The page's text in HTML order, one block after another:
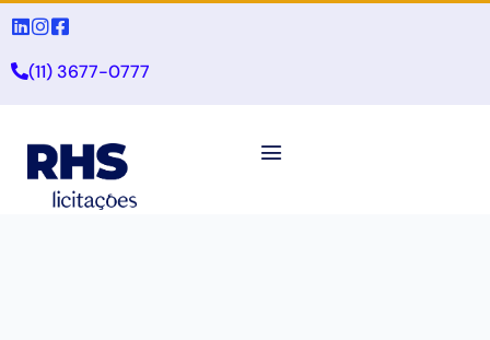
(11) 3677-0777